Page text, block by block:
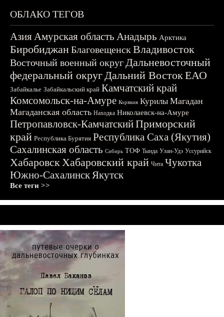
ОБЛАКО ТЕГОВ
АзияАмурская область Анадырь Арктика
БиробиджанБлаговещенскВладивосток
Восточный военный округДальневосточный
федеральный округДальний ВостокЕАО
Забайкалье Забайкальский край Камчатский край
Комсомольск-на-Амуре Корякия Курилы Магадан
Магаданская область Находка Николаевск-на-Амуре
Петропавловск-КамчатскийПриморский
край Республика Бурятия Республика Саха (Якутия)
Сахалинская область Сибирь ТОФ Тында Улан-Удэ Уссурийск
ХабаровскХабаровский край Чита Чукотка
Южно-СахалинскЯкутск
Все теги >>